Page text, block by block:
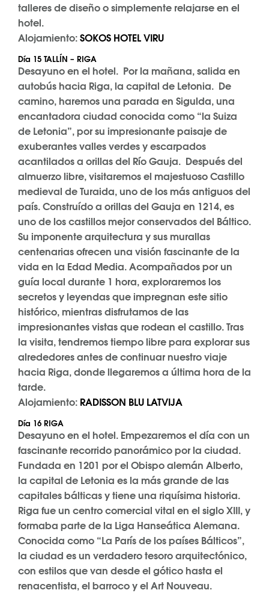
talleres de diseño o simplemente relajarse en el
hotel.
Alojamiento:SOKOS HOTEL VIRU
Día 15 TALLÍN – RIGA
Desayuno en el hotel. Por la mañana, salida en
autobús hacia Riga, la capital de Letonia. De
camino, haremos una parada en Sigulda, una
encantadora ciudad conocida como “la Suiza
de Letonia”, por su impresionante paisaje de
exuberantes valles verdes y escarpados
acantilados a orillas del Río Gauja. Después del
almuerzo libre, visitaremos el majestuoso Castillo
medieval de Turaida, uno de los más antiguos del
país. Construído a orillas del Gauja en 1214, es
uno de los castillos mejor conservados del Báltico.
Su imponente arquitectura y sus murallas
centenarias ofrecen una visión fascinante de la
vida en la Edad Media. Acompañados por un
guía local durante 1 hora, exploraremos los
secretos y leyendas que impregnan este sitio
histórico, mientras disfrutamos de las
impresionantes vistas que rodean el castillo. Tras
la visita, tendremos tiempo libre para explorar sus
alrededores antes de continuar nuestro viaje
hacia Riga, donde llegaremos a última hora de la
tarde.
Alojamiento: RADISSON BLU LATVIJA
Día 16 RIGA
Desayuno en el hotel. Empezaremos el día con un
fascinante recorrido panorámico por la ciudad.
Fundada en 1201 por el Obispo alemán Alberto,
la capital de Letonia es la más grande de las
capitales bálticas y tiene una riquísima historia.
Riga fue un centro comercial vital en el siglo XIII, y
formaba parte de la Liga Hanseática Alemana.
Conocida como “La París de los países Bálticos”,
la ciudad es un verdadero tesoro arquitectónico,
con estilos que van desde el gótico hasta el
renacentista, el barroco y el Art Nouveau.